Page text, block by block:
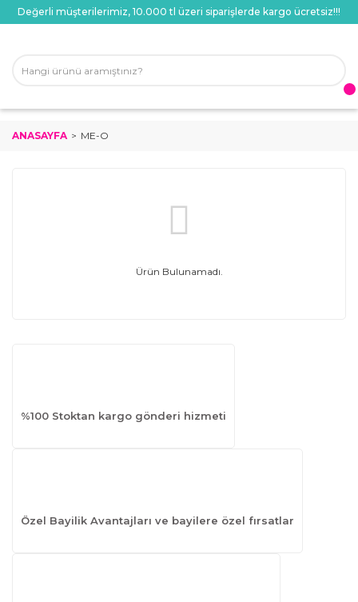
Değerli müşterilerimiz, 10.000 tl üzeri siparişlerde kargo ücretsiz!!!
ANASAYFA ME-O
Ürün Bulunamadı.
%100 Stoktan kargo gönderi hizmeti
Özel Bayilik Avantajları ve bayilere özel fırsatlar